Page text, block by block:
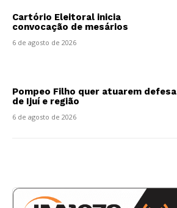
Cartório Eleitoral inicia
convocação de mesários
6 de agosto de 2026
Pompeo Filho quer atuarem defesa
de Ijuí e região
6 de agosto de 2026